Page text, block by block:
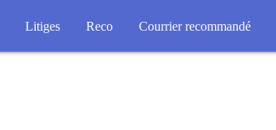
Litiges Reco Courrier recommandé